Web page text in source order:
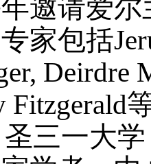
邀请爱
家包括
Deirdre
Fitzgerald
圣三一大